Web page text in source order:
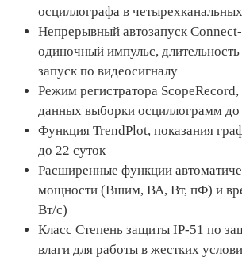
осциллографа в
Непрерывный автозапуск
одиночный импульс,
запуск по видеосигналу
Режим регистратора ScopeRecord,
данных выборки осциллограмм до
Функция TrendPlot, показания
до 22 суток
Расширенные функции
мощности (Вшим, ВА, Вт, пФ) и
Вт/с)
Класс Степень защиты IP-51 по
влаги для работы в жестких